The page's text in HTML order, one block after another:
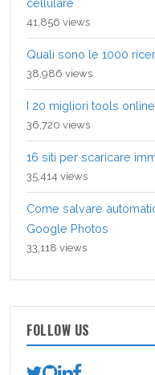
41,856 views
Quali sono le 1000
38,986 views
I 20 migliori tools
36,720 views
16 siti per scaricare
35,414 views
Come salvare
Google Photos
33,118 views
FOLLOW US